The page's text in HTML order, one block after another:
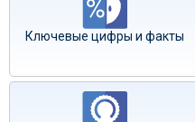
Ключевые цифры и факты